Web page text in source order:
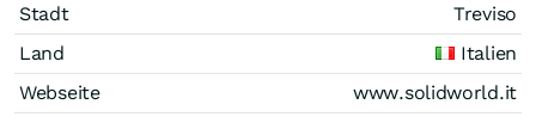
Stadt
Treviso
Land
Italien
Webseite
www.solidworld.it